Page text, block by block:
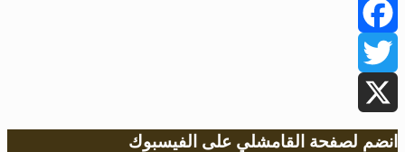
Facebook
Twitter
X
انضم لصفحة القامشلي على الفيسبوك